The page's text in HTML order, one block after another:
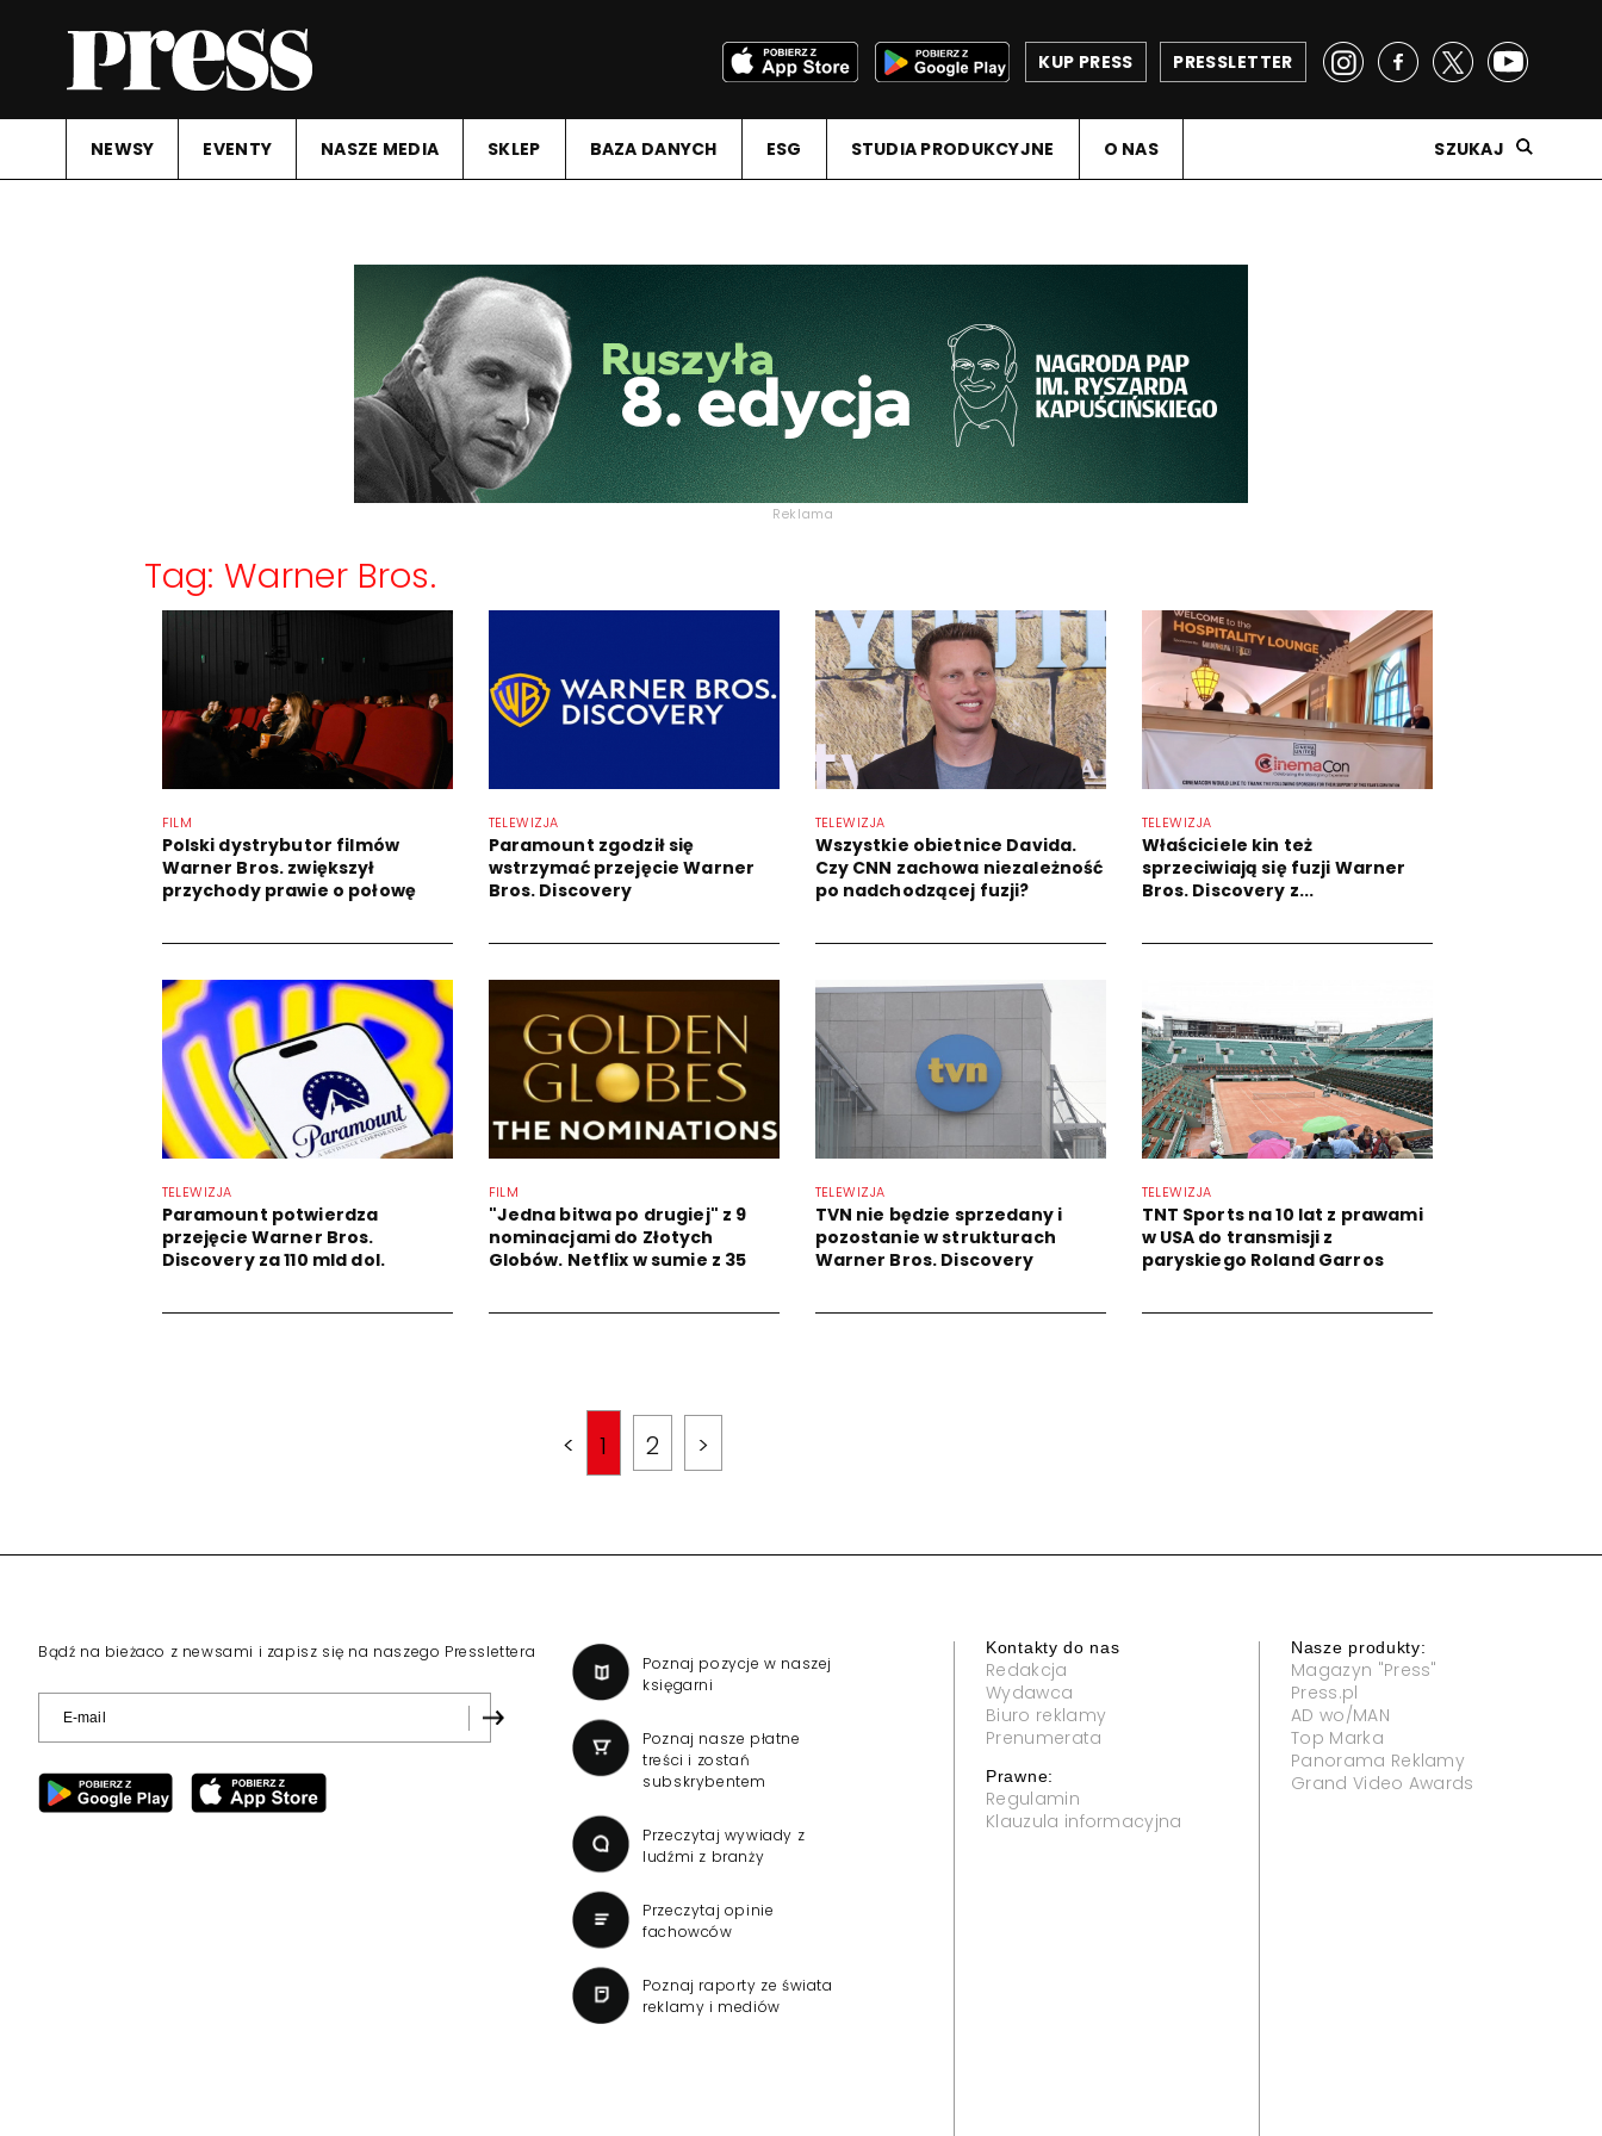
PRESSLETTER
KUP PRESS
NEWSY EVENTY NASZE MEDIA SKLEP BAZA DANYCH ESG STUDIA PRODUKCYJNE O NAS SZUKAJ
Reklama
Tag: Warner Bros.
FILM
Polski dystrybutor filmów
Warner Bros. zwiększył
przychody prawie o połowę
TELEWIZJA
Paramount zgodził się
wstrzymać przejęcie Warner
Bros. Discovery
TELEWIZJA
Wszystkie obietnice Davida.
Czy CNN zachowa niezależność
po nadchodzącej fuzji?
TELEWIZJA
Właściciele kin też
sprzeciwiają się fuzji Warner
Bros. Discovery z...
TELEWIZJA
Paramount potwierdza
przejęcie Warner Bros.
Discovery za 110 mld dol.
FILM
"Jedna bitwa po drugiej" z 9
nominacjami do Złotych
Globów. Netflix w sumie z 35
TELEWIZJA
TVN nie będzie sprzedany i
pozostanie w strukturach
Warner Bros. Discovery
TELEWIZJA
TNT Sports na 10 lat z prawami
w USA do transmisji z
paryskiego Roland Garros
< 1 2 >
Bądź na bieżaco z newsami i zapisz się na naszego Presslettera
Poznaj pozycje w naszej
księgarni
Poznaj nasze płatne
treści i zostań
subskrybentem
Przeczytaj wywiady z
ludźmi z branży
Przeczytaj opinie
fachowców
Poznaj raporty ze świata
reklamy i mediów
Kontakty do nas
Redakcja
Wydawca
Biuro reklamy
Prenumerata
Prawne:
Regulamin
Klauzula informacyjna
Nasze produkty:
Magazyn "Press"
Press.pl
AD wo/MAN
Top Marka
Panorama Reklamy
Grand Video Awards